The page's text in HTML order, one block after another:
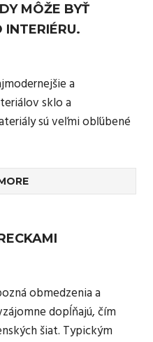
MÔŽE BYŤ
a
sklo a
sú veľmi obľúbené
obmedzenia a
dopĺňajú, čím
šiat. Typickým